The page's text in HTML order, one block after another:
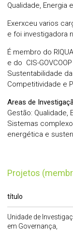
Qualidade, Energia
Exerxceu varios
e foi investigadora
É membro do
e do CIS-
Sustentabilidade
Competitividade e
Areas de
Gestão: Qualidade,
Sistemas
energética e
Projetos
título
Unidade de
em Governança,